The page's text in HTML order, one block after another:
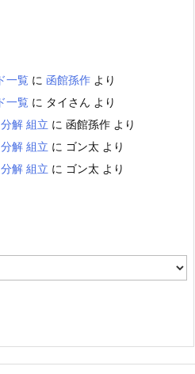
一覧 に 函館孫作 より
一覧 に タイさん より
解 組立 に 函館孫作 より
解 組立 に ゴン太 より
解 組立 に ゴン太 より